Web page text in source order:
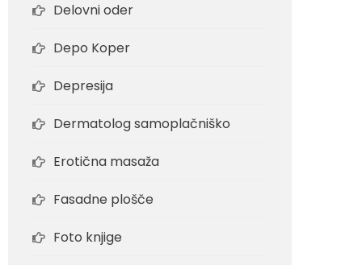
Delovni oder
Depo Koper
Depresija
Dermatolog samoplačniško
Erotična masaža
Fasadne plošče
Foto knjige